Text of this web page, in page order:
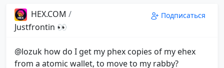
HEX.COM /
Justfrontin 👀
Подписаться
@lozuk how do I get my phex copies of my ehex
from a atomic wallet, to move to my rabby?